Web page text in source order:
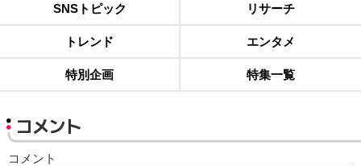
SNSトピック リサーチ
トレンド エンタメ
特別企画 特集一覧
コメント
コメント